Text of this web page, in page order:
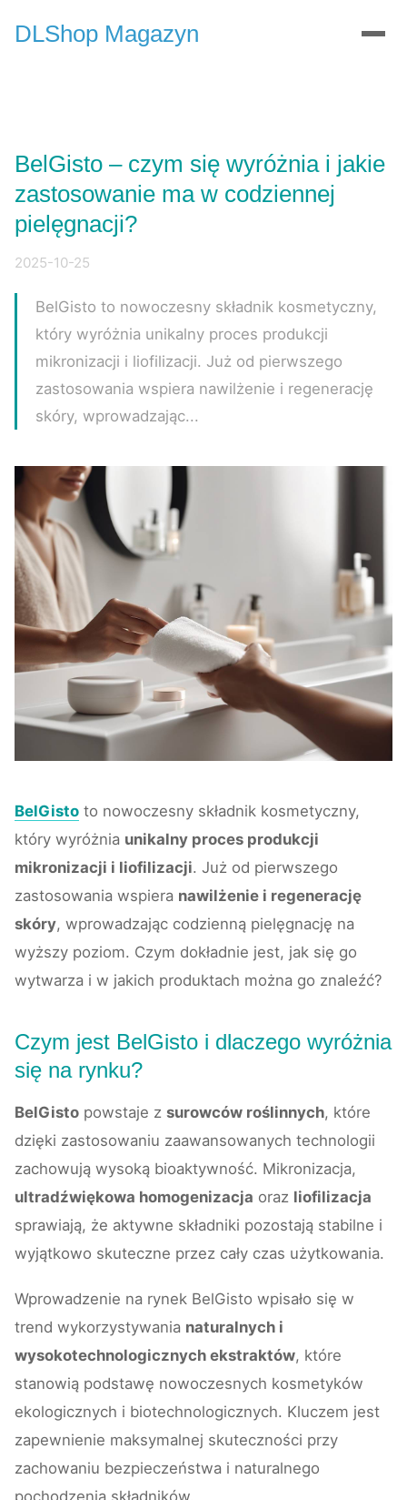
DLShop Magazyn
BelGisto – czym się wyróżnia i jakie
zastosowanie ma w codziennej
pielęgnacji?
2025-10-25
BelGisto to nowoczesny składnik kosmetyczny,
który wyróżnia unikalny proces produkcji
mikronizacji i liofilizacji. Już od pierwszego
zastosowania wspiera nawilżenie i regenerację
skóry, wprowadzając...
BelGisto to nowoczesny składnik kosmetyczny,
który wyróżnia unikalny proces produkcji
mikronizacji i liofilizacji. Już od pierwszego
zastosowania wspiera nawilżenie i regenerację
skóry, wprowadzając codzienną pielęgnację na
wyższy poziom. Czym dokładnie jest, jak się go
wytwarza i w jakich produktach można go znaleźć?
Czym jest BelGisto i dlaczego wyróżnia
się na rynku?
BelGisto powstaje z surowców roślinnych, które
dzięki zastosowaniu zaawansowanych technologii
zachowują wysoką bioaktywność. Mikronizacja,
ultradźwiękowa homogenizacja oraz liofilizacja
sprawiają, że aktywne składniki pozostają stabilne i
wyjątkowo skuteczne przez cały czas użytkowania.
Wprowadzenie na rynek BelGisto wpisało się w
trend wykorzystywania naturalnych i
wysokotechnologicznych ekstraktów, które
stanowią podstawę nowoczesnych kosmetyków
ekologicznych i biotechnologicznych. Kluczem jest
zapewnienie maksymalnej skuteczności przy
zachowaniu bezpieczeństwa i naturalnego
pochodzenia składników.